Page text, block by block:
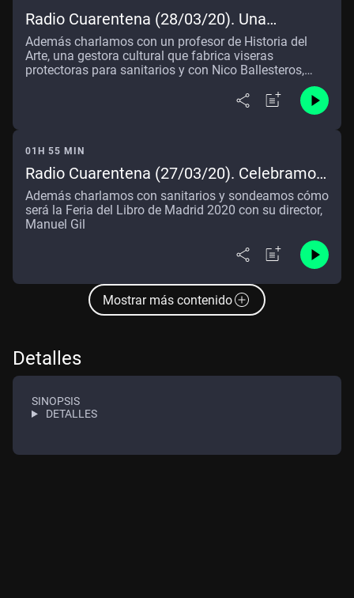
Radio Cuarentena (28/03/20). Una
iniciativa a través de Instagram para
impulsar las "tiendas de barrio"
Además charlamos con un profesor de Historia del
Arte, una gestora cultural que fabrica viseras
protectoras para sanitarios y con Nico Ballesteros,
01H 55 MIN
Radio Cuarentena (27/03/20). Celebramos
el Día Mundial del Teatro con el actor y
empresario Israel Elejalde
Además charlamos con sanitarios y sondeamos cómo
será la Feria del Libro de Madrid 2020 con su director,
Manuel Gil
Mostrar más contenido
Detalles
SINOPSIS
DETALLES